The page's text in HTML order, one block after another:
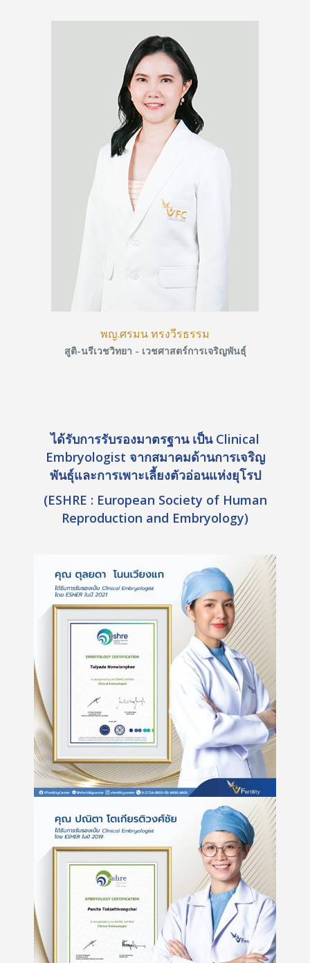
นพ.วรวัฒน์ ศิริปุณย์
สูติ-นรีเวชวิทยา - เวชศาสตร์การเจริญพันธุ์
ได้รับการรับรองมาตรฐาน เป็น Clinical
Embryologist จากสมาคมด้านการเจริญ
พันธุ์และการเพาะเลี้ยงตัวอ่อนแห่งยุโรป
(ESHRE : European Society of Human
Reproduction and Embryology)